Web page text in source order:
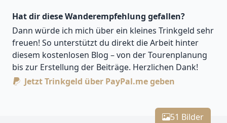
Hat dir diese Wanderempfehlung gefallen?
Dann würde ich mich über ein kleines Trinkgeld sehr
freuen! So unterstützt du direkt die Arbeit hinter
diesem kostenlosen Blog – von der Tourenplanung
bis zur Erstellung der Beiträge. Herzlichen Dank!
Jetzt Trinkgeld über PayPal.me geben
Zoomen mit Strg+Mausrad
51 Bilder